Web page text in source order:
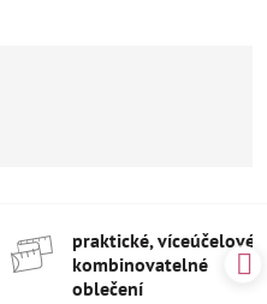
praktické, víceúčelové
kombinovatelné
oblečení